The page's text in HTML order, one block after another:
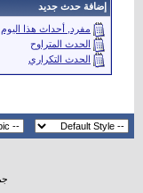
إضافة حدث جديد
مفرد, أحداث هذا اليوم
الحدث المتراوح
الحدث التكراري